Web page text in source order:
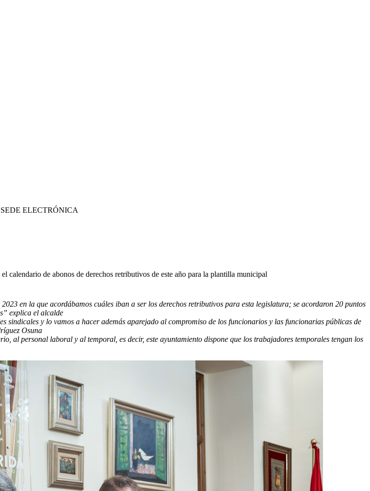
SEDE ELECTRÓNICA
calendario de abonos de derechos retributivos de este año para la plantilla municipal
2023 en la que acordábamos cuáles iban a ser los derechos retributivos para esta legislatura; se acordaron 20 puntos
explica el alcalde
sindicales y lo vamos a hacer además aparejado al compromiso de los funcionarios y las funcionarias públicas de
Osuna
al personal laboral y al temporal, es decir, este ayuntamiento dispone que los trabajadores temporales tengan los